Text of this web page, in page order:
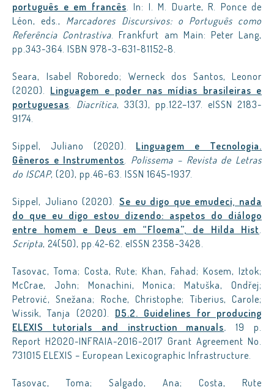
português e em francês. In: I. M. Duarte, R. Ponce de
Léon, eds., Marcadores Discursivos: o Português como
Referência Contrastiva. Frankfurt am Main: Peter Lang,
pp.343-364. ISBN 978-3-631-81152-8.
Seara, Isabel Roboredo; Werneck dos Santos, Leonor
(2020). Linguagem e poder nas mídias brasileiras e
portuguesas. Diacrítica, 33(3), pp.122–137. eISSN 2183-
9174.
Sippel, Juliano (2020). Linguagem e Tecnologia.
Gêneros e Instrumentos. Polissema – Revista de Letras
do ISCAP, (20), pp.46-63. ISSN 1645-1937.
Sippel, Juliano (2020). Se eu digo que emudeci, nada
do que eu digo estou dizendo: aspetos do diálogo
entre homem e Deus em “Floema”, de Hilda Hist.
Scripta, 24(50), pp.42-62. eISSN 2358-3428.
Tasovac, Toma; Costa, Rute; Khan, Fahad; Kosem, Iztok;
McCrae, John; Monachini, Monica; Matuška, Ondřej;
Petrović, Snežana; Roche, Christophe; Tiberius, Carole;
Wissik, Tanja (2020). D5.2. Guidelines for producing
ELEXIS tutorials and instruction manuals.19 p.
Report H2020-INFRAIA-2016-2017 Grant Agreement No.
731015 ELEXIS – European Lexicographic Infrastructure.
Tasovac, Toma; Salgado, Ana; Costa, Rute